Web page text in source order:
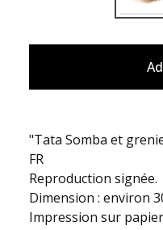
"Tata Somba et
FR
Reproduction signée.
Dimension : environ
Impression sur